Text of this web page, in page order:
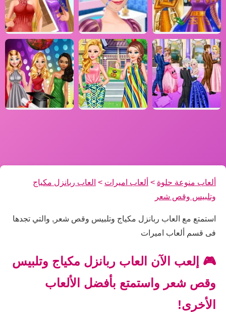
ألعاب منوعة حلوة > ألعاب اميرات > العاب ربانزل مكياج
وتلبيس وقص شعر
استمتع مع العاب ربانزل مكياج وتلبيس وقص شعر, والتي تجدها
فى قسم ألعاب اميرات
🎮 إلعب الآن العاب ربانزل مكياج وتلبيس
وقص شعر واستمتع بأفضل الألعاب
الأخرى!